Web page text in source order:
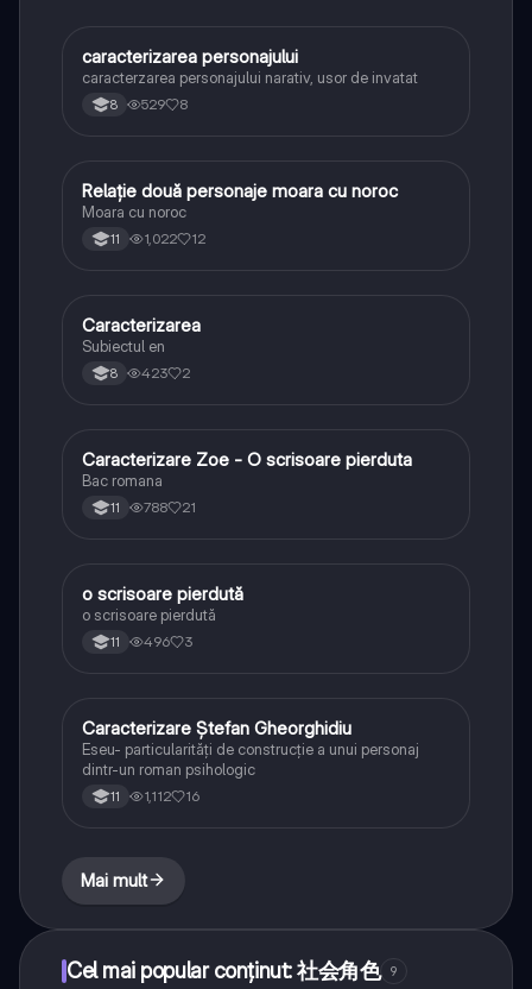
Limba și literatura română
caracterizarea personajului
caracterzarea personajului narativ, usor de invatat
8 529 8
Limba și literatura română
Relație două personaje moara cu noroc
Moara cu noroc
11 1,022 12
Limba și literatura română
Caracterizarea
Subiectul en
8 423 2
Limba și literatura română
Caracterizare Zoe - O scrisoare pierduta
Bac romana
11 788 21
Limba și literatura română
o scrisoare pierdută
o scrisoare pierdută
11 496 3
Limba și literatura română
Caracterizare Ștefan Gheorghidiu
Eseu- particularități de construcție a unui personaj
dintr-un roman psihologic
11 1,112 16
Mai mult
Cel mai popular conținut: 社会角色 9